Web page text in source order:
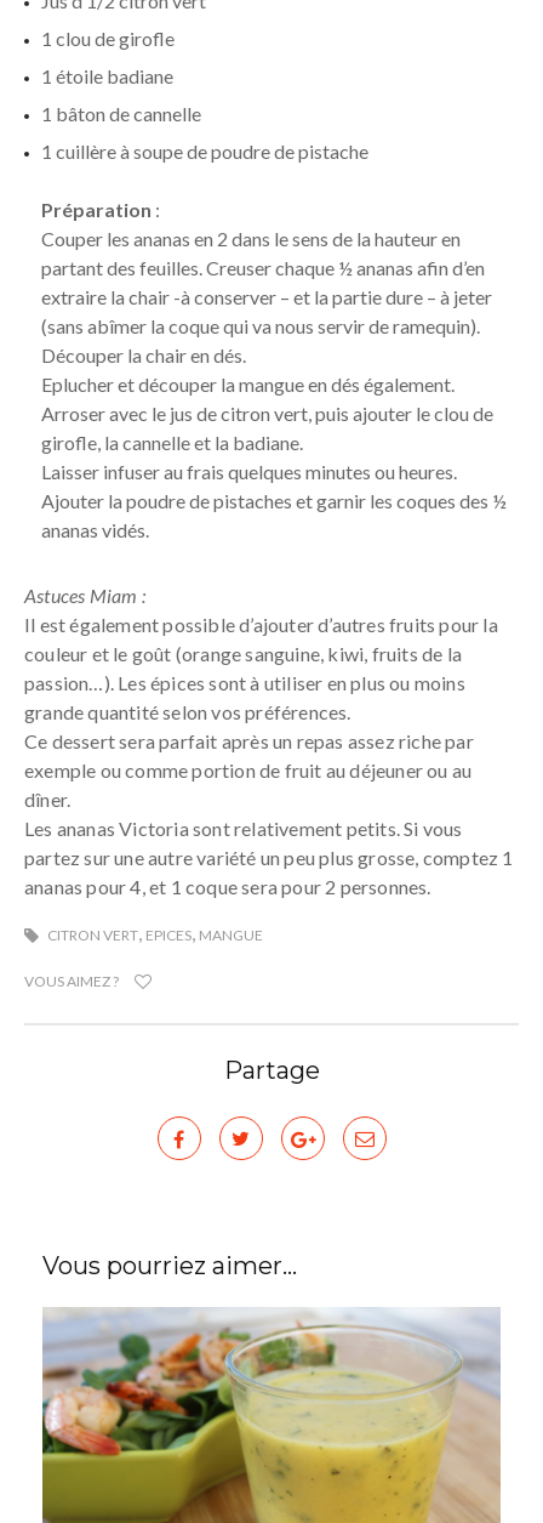
1 clou de girofle
1 étoile badiane
1 bâton de cannelle
1 cuillère à soupe de poudre de pistache
Préparation :
Couper les ananas en 2 dans le sens de la hauteur en
partant des feuilles. Creuser chaque ½ ananas afin d’en
extraire la chair -à conserver – et la partie dure – à jeter
(sans abîmer la coque qui va nous servir de ramequin).
Découper la chair en dés.
Eplucher et découper la mangue en dés également.
Arroser avec le jus de citron vert, puis ajouter le clou de
girofle, la cannelle et la badiane.
Laisser infuser au frais quelques minutes ou heures.
Ajouter la poudre de pistaches et garnir les coques des ½
ananas vidés.
Astuces Miam :
Il est également possible d’ajouter d’autres fruits pour la
couleur et le goût (orange sanguine, kiwi, fruits de la
passion…). Les épices sont à utiliser en plus ou moins
grande quantité selon vos préférences.
Ce dessert sera parfait après un repas assez riche par
exemple ou comme portion de fruit au déjeuner ou au
dîner.
Les ananas Victoria sont relativement petits. Si vous
partez sur une autre variété un peu plus grosse, comptez 1
ananas pour 4, et 1 coque sera pour 2 personnes.
CITRON VERT EPICES MANGUE
VOUS AIMEZ ?
Partage
Vous pourriez aimer...